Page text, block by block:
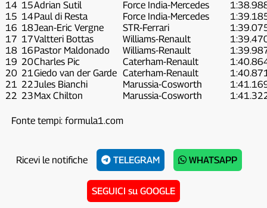
14 15Adrian Sutil Force India-Mercedes
15 14Paul di Resta Force India-Mercedes
16 18Jean-Eric Vergne STR-Ferrari
17 17Valtteri Bottas Williams-Renault
18 16Pastor Maldonado Williams-Renault
19 20Charles Pic Caterham-Renault
20 21Giedo van der Garde Caterham-Renault
21 22Jules Bianchi Marussia-Cosworth
22 23Max Chilton Marussia-Cosworth
Fonte tempi: formula1.com
Ricevi le notifiche TELEGRAM WHATSAPP
SEGUICI su GOOGLE